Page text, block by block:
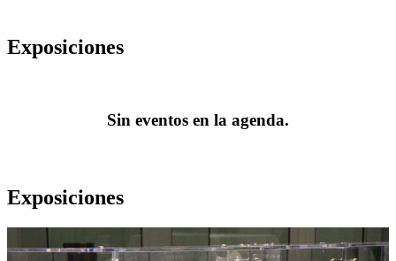
Exposiciones
Sin eventos en la agenda.
Exposiciones